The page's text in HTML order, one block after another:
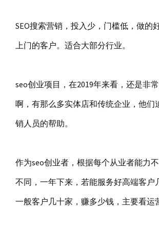
SEO搜索营销，投入少，门槛低，做的
上门的客户。适合大部分行业。
seo创业项目，在2019年来看，还是非
啊，有那么多实体店和传统企业，他们
销人员的帮助。
作为seo创业者，根据每个从业者能力
不同，一年下来，若能服务好高端客户
一般客户几十家，赚多少钱，主要看运